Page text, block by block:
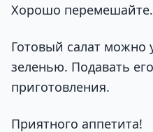
Хорошо перемешайте.
Готовый салат можно
зеленью. Подавать
приготовления.
Приятного аппетита!